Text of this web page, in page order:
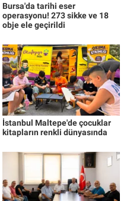
Bursa'da tarihi eser
operasyonu! 273 sikke ve 18
obje ele geçirildi
İstanbul Maltepe'de çocuklar
kitapların renkli dünyasında